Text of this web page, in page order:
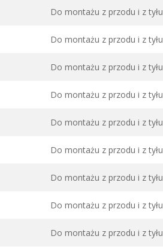
Do montażu z przodu i z tyłu
Do montażu z przodu i z tyłu
Do montażu z przodu i z tyłu
Do montażu z przodu i z tyłu
Do montażu z przodu i z tyłu
Do montażu z przodu i z tyłu
Do montażu z przodu i z tyłu
Do montażu z przodu i z tyłu
Do montażu z przodu i z tyłu